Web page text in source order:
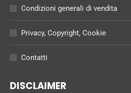
Condizioni generali di vendita
Privacy, Copyright, Cookie
Contatti
DISCLAIMER